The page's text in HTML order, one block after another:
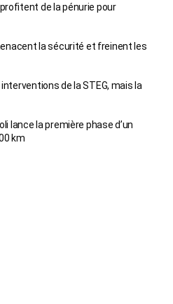
de la pénurie pour
la sécurité et freinent les
de la STEG, mais la
lance la première phase d’un
km